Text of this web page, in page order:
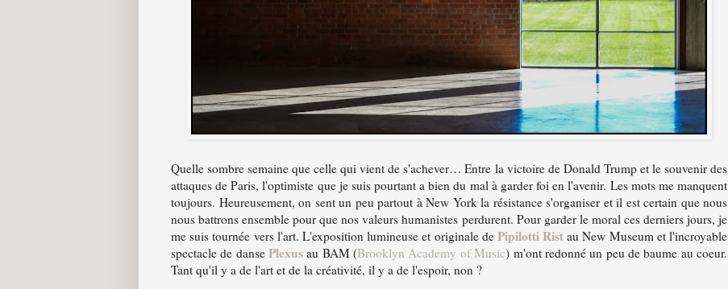
Quelle sombre semaine que celle qui vient de s'achever… Entre la victoire de Donald Trump et le souvenir des
attaques de Paris, l'optimiste que je suis pourtant a bien du mal à garder foi en l'avenir. Les mots me manquent
toujours. Heureusement, on sent un peu partout à New York la résistance s'organiser et il est certain que nous
nous battrons ensemble pour que nos valeurs humanistes perdurent. Pour garder le moral ces derniers jours, je
me suis tournée vers l'art. L'exposition lumineuse et originale de Pipilotti Rist au New Museum et l'incroyable
spectacle de dansePlexus au BAM (Brooklyn Academy of Music) m'ont redonné un peu de baume au coeur.
Tant qu'il y a de l'art et de la créativité, il y a de l'espoir, non ?